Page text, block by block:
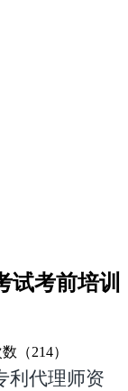
试考前培训
（214）
利代理师资